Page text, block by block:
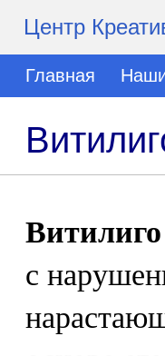
Центр
Главная
Витилиго
с